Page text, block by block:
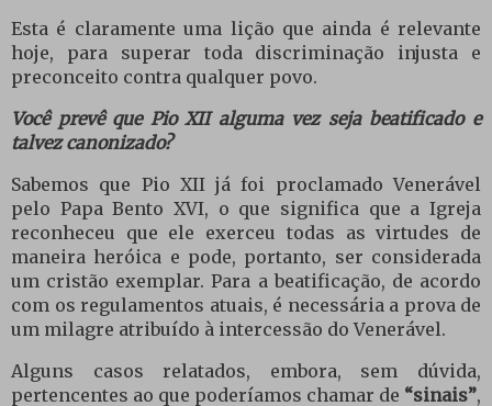
Esta é claramente uma lição que ainda é relevante
hoje, para superar toda discriminação injusta e
preconceito contra qualquer povo.
Você prevê que Pio XII alguma vez seja beatificado e
talvez canonizado?
Sabemos que Pio XII já foi proclamado Venerável
pelo Papa Bento XVI, o que significa que a Igreja
reconheceu que ele exerceu todas as virtudes de
maneira heróica e pode, portanto, ser considerada
um cristão exemplar. Para a beatificação, de acordo
com os regulamentos atuais, é necessária a prova de
um milagre atribuído à intercessão do Venerável.
Alguns casos relatados, embora, sem dúvida,
pertencentes ao que poderíamos chamar de “sinais”,